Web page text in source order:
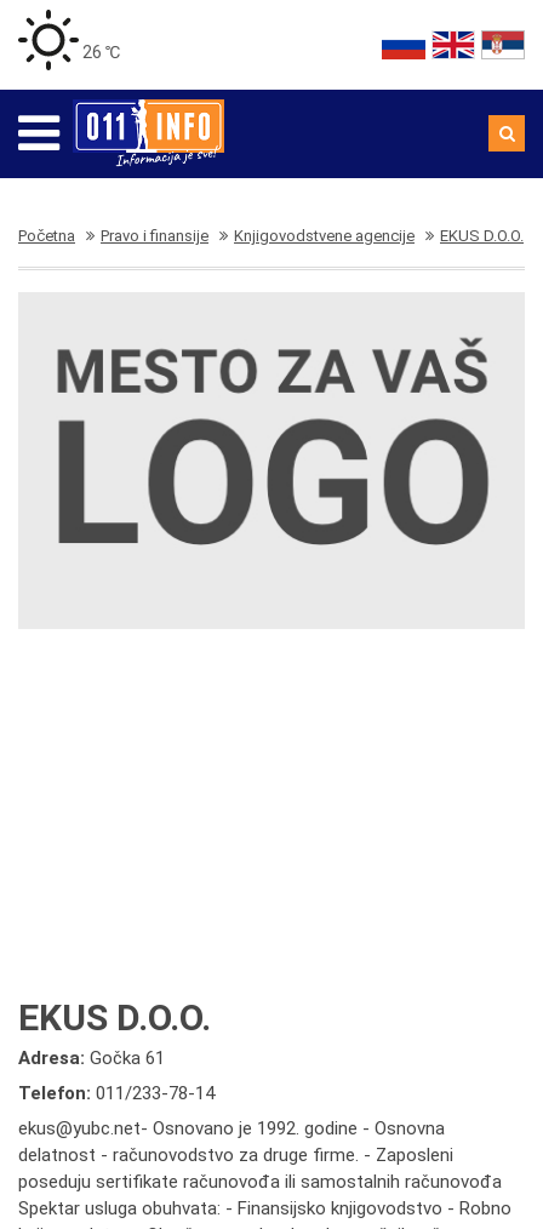
26 ℃
Početna Pravo i finansije Knjigovodstvene agencije EKUS D.O.O.
EKUS D.O.O.
Adresa: Gočka 61
Telefon: 011/233-78-14
ekus@yubc.net- Osnovano je 1992. godine - Osnovna
delatnost - računovodstvo za druge firme. - Zaposleni
poseduju sertifikate računovođa ili samostalnih računovođa
Spektar usluga obuhvata: - Finansijsko knjigovodstvo - Robno